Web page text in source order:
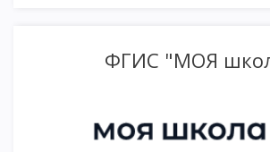
ФГИС "МОЯ